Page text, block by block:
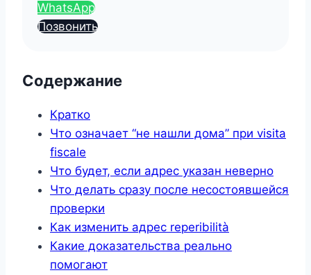
WhatsApp
Позвонить
Содержание
Кратко
Что означает “не нашли дома” при visita
fiscale
Что будет, если адрес указан неверно
Что делать сразу после несостоявшейся
проверки
Как изменить адрес reperibilità
Какие доказательства реально
помогают